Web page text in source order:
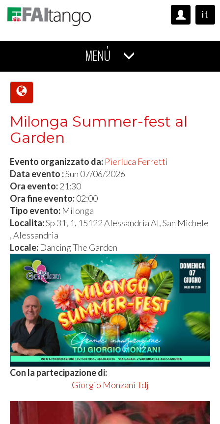
it
MENÚ
Milonga Summer-fest al
Garden
Evento organizzato da: Pierluca Ferretti
Data evento :Sun 07/06/2026
Ora evento:21:30
Ora fine evento:02:00
Tipo evento: Milonga
Localita:Sp 31, 1, 15122 Alessandria Al, San Michele
, Alessandria
Locale: Dancing The Garden
Con la partecipazione di:
Giorgio Monzani Tdj